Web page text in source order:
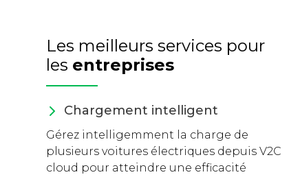
Les meilleurs services pour
les entreprises
Chargement intelligent
Gérez intelligemment la charge de
plusieurs voitures électriques depuis V2C
cloud pour atteindre une efficacité